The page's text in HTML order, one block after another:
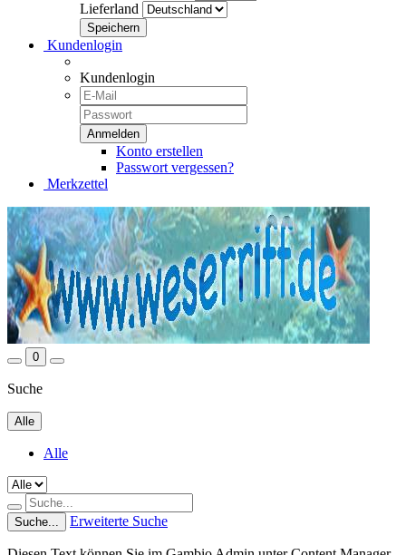
Lieferland
Kundenlogin
Kundenlogin
Konto erstellen
Passwort vergessen?
Merkzettel
0
Suche
Alle
Alle
Suche... Erweiterte Suche